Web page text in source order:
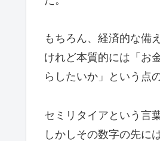
もちろん、経済的な備
けれど本質的には「お
らしたいか」という点
セミリタイアという言
しかしその数字の先に